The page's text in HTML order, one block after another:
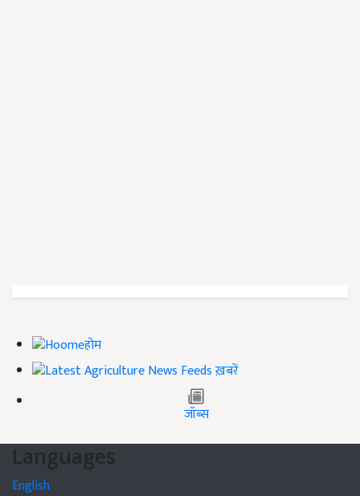
होम
ख़बरें
जॉब्स
Languages
English